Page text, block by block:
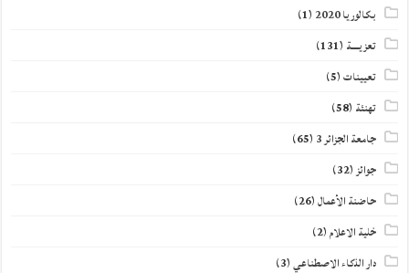
بكالوريا 2020
(1)
تعزيــــة (131)
تعيينات(5)
تهنئة (58)
جامعة الجزائر 3 (65)
جوائز(32)
حاضنة الأعمال(26)
خلية الاعلام(2)
دار الذكاء الاصطناعي(3)